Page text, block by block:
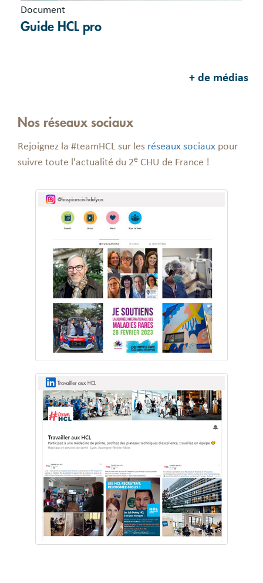
Document
Guide HCL pro
+ de médias
Nos réseaux sociaux
Rejoignez la #teamHCL sur les réseaux sociaux pour
suivre toute l'actualité du 2e CHU de France !